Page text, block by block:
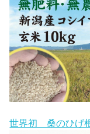
世界初 桑のひげ